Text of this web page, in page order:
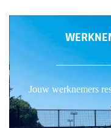
Jouw werknemers